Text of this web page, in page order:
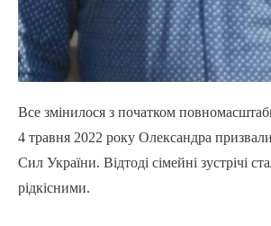
Все змінилося з початком
4 травня 2022 року Олександра
Сил України. Відтоді сімейні зустрічі
рідкісними.